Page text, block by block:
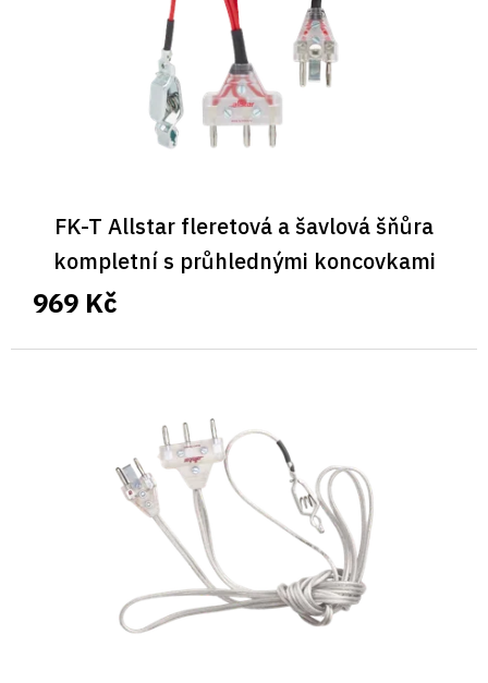
FK-T Allstar fleretová a šavlová šňůra
kompletní s průhlednými koncovkami
969 Kč